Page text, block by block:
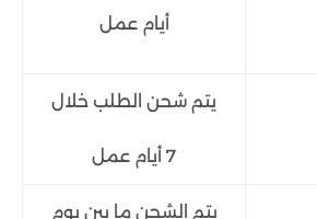
أيام عمل
يتم شحن الطلب خلال
7 أيام عمل
يتم الشحن ما بين يوم